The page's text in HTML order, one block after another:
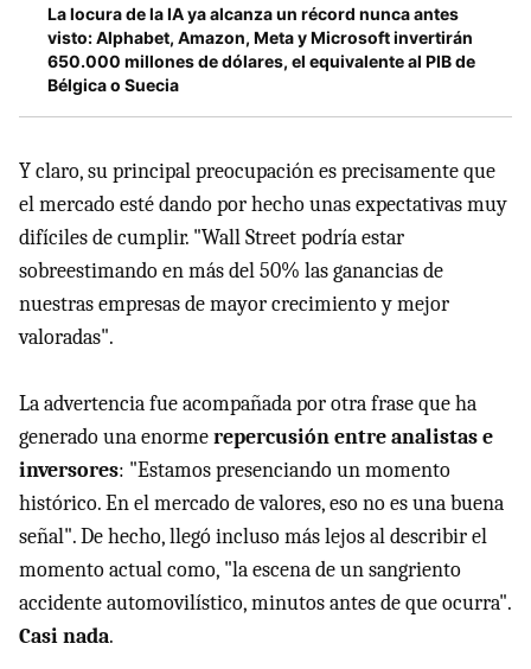
La locura de la IA ya alcanza un récord nunca antes
visto: Alphabet, Amazon, Meta y Microsoft invertirán
650.000 millones de dólares, el equivalente al PIB de
Bélgica o Suecia
Y claro, su principal preocupación es precisamente que
el mercado esté dando por hecho unas expectativas muy
difíciles de cumplir. "Wall Street podría estar
sobreestimando en más del 50% las ganancias de
nuestras empresas de mayor crecimiento y mejor
valoradas".
La advertencia fue acompañada por otra frase que ha
generado una enormerepercusión entre analistas e
inversores: "Estamos presenciando un momento
histórico. En el mercado de valores, eso no es una buena
señal". De hecho, llegó incluso más lejos al describir el
momento actual como, "la escena de un sangriento
accidente automovilístico, minutos antes de que ocurra".
Casi nada.